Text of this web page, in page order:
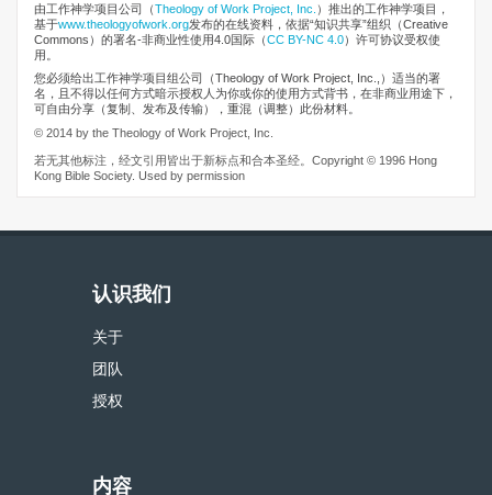
由工作神学项目公司
（Theology of Work Project, Inc. ）推出的工作神学项目，
基于www.theologyofwork.org发布的在线资料，依据“知识共享”组织（Creative
Commons）的署名-非商业性使用4.0国际（CC BY-NC 4.0）许可协议受权使
用。
您必须给出工作神学项目组公司（Theology of Work Project, Inc.,）适当的署
名，且不得以任何方式暗示授权人为你或你的使用方式背书，在非商业用途下，
可自由分享（复制、发布及传输），重混（调整）此份材料。
© 2014 by the Theology of Work Project, Inc.
若无其他标注，经文引用皆出于新标点和合本圣经。Copyright © 1996 Hong
Kong Bible Society. Used by permission
认识我们
关于
团队
授权
内容